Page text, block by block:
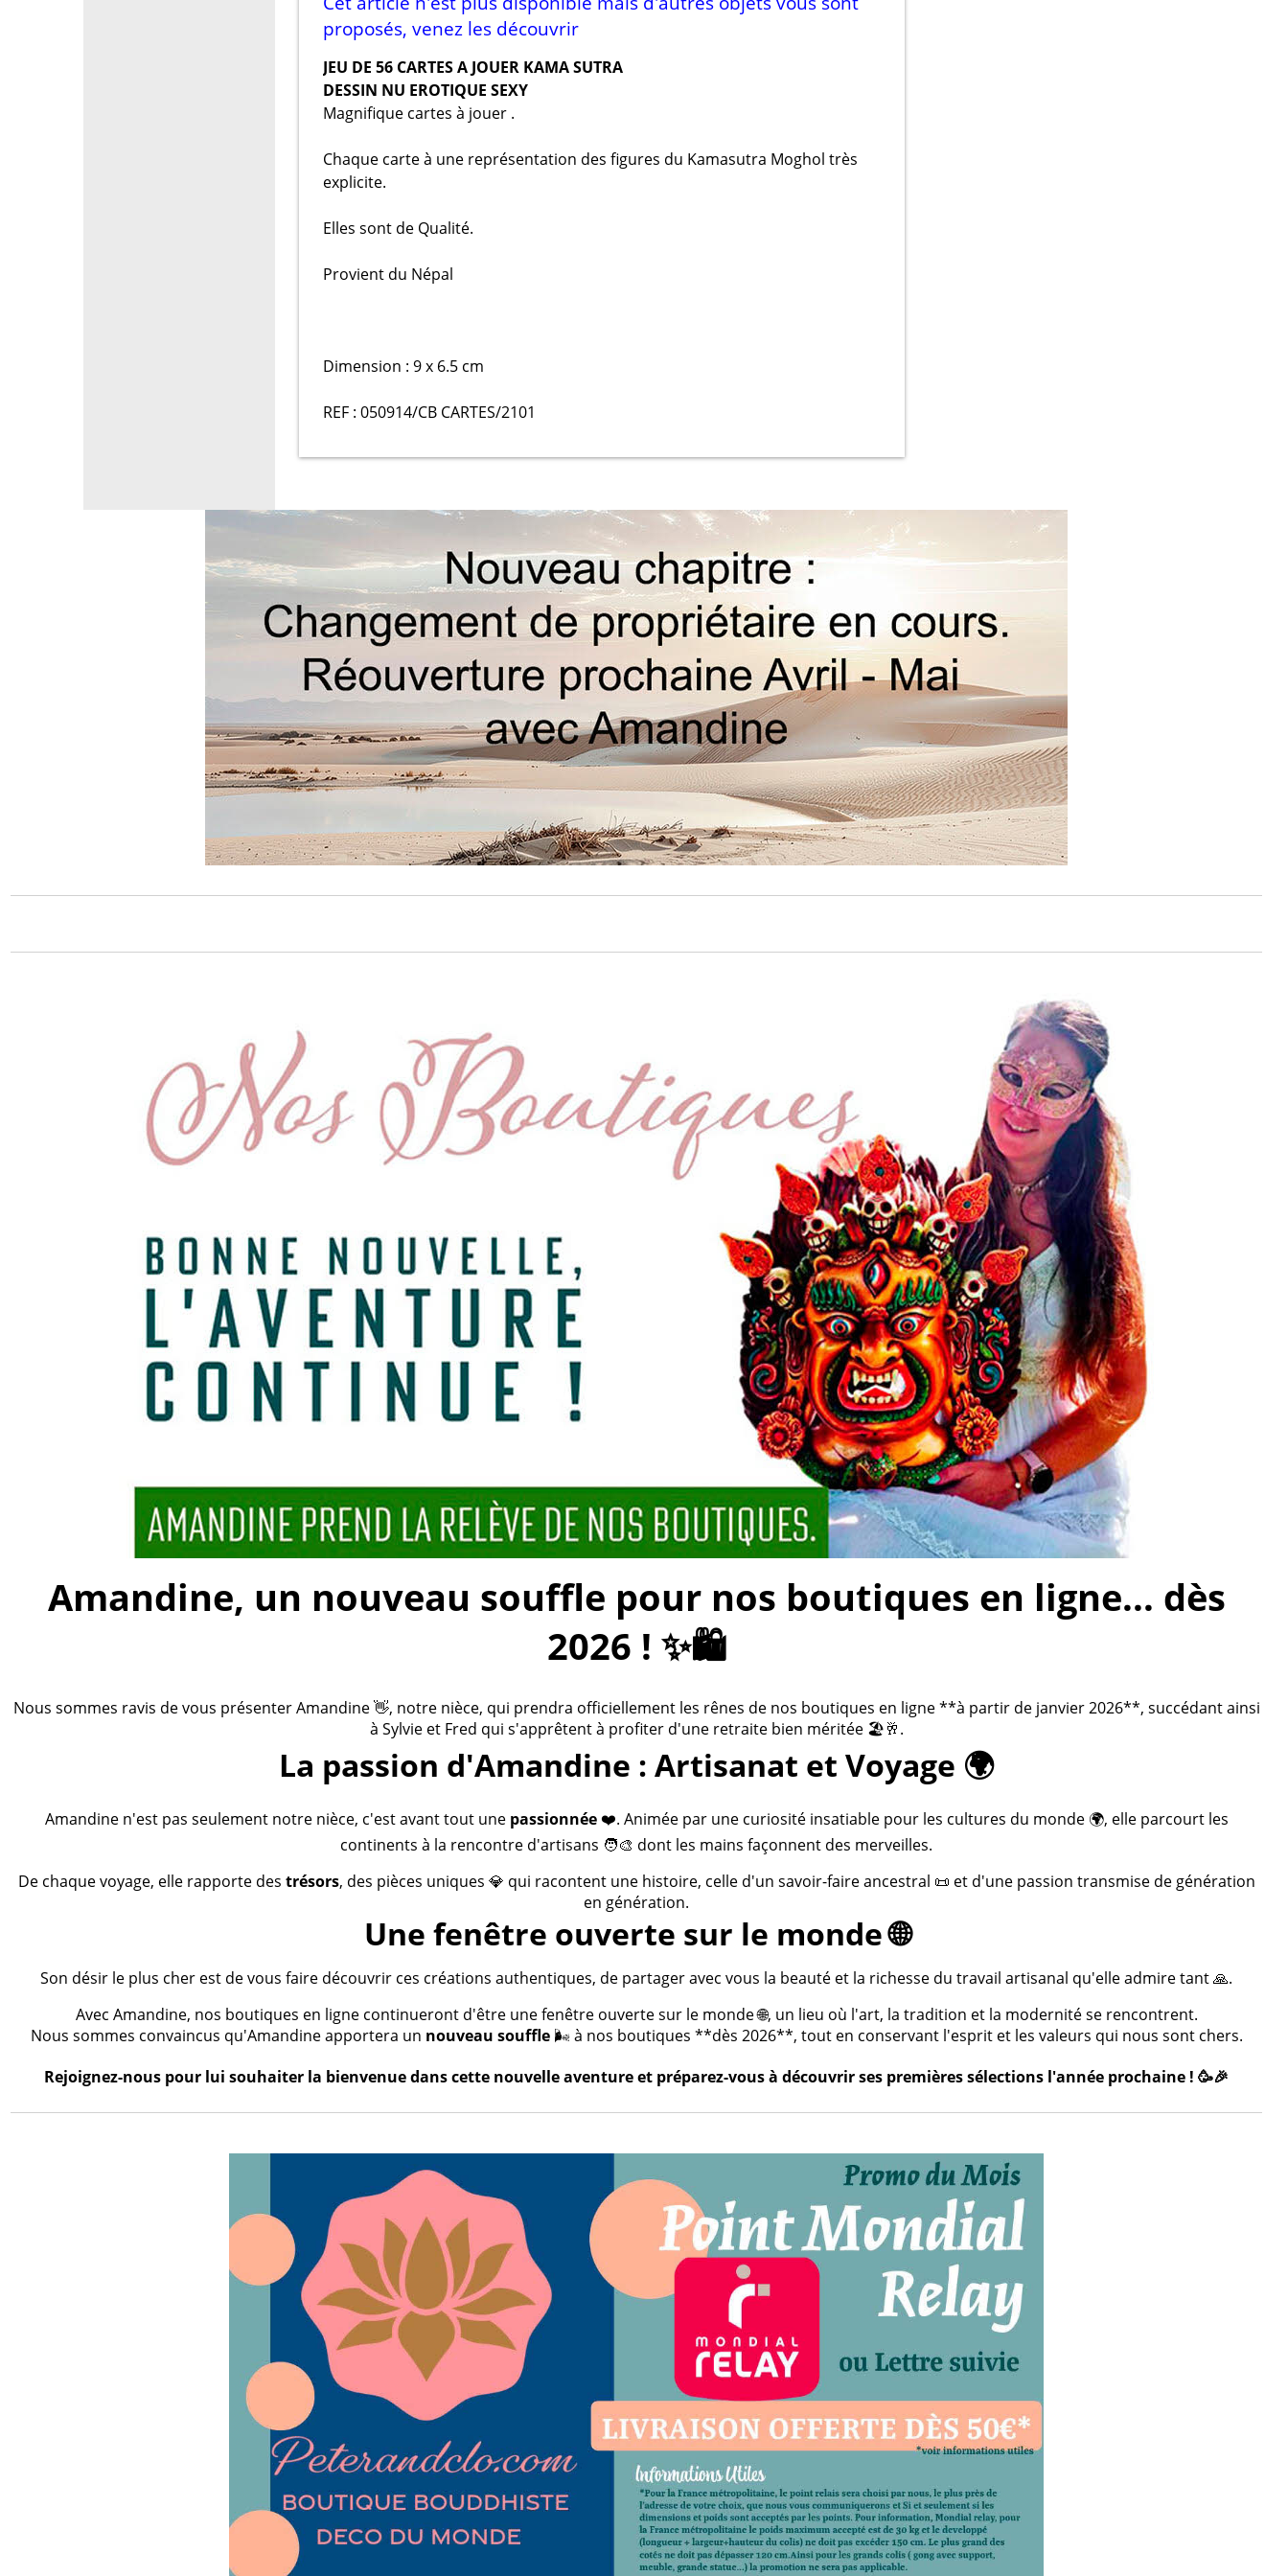
proposés, venez les découvrir
JEU DE 56 CARTES A JOUER KAMA SUTRA
DESSIN NU EROTIQUE SEXY
Magnifique cartes à jouer .
Chaque carte à une représentation des figures du Kamasutra Moghol très
explicite.
Elles sont de Qualité.
Provient du Népal
Dimension : 9 x 6.5 cm
REF : 050914/CB CARTES/2101
Amandine, un nouveau souffle pour nos boutiques en ligne... dès
2026 ! ✨🛍️
Nous sommes ravis de vous présenter Amandine 👋, notre nièce, qui prendra officiellement les rênes de nos boutiques en ligne **à partir de janvier 2026**, succédant ainsi
à Sylvie et Fred qui s'apprêtent à profiter d'une retraite bien méritée 🏖️🥂.
La passion d'Amandine : Artisanat et Voyage 🌍
Amandine n'est pas seulement notre nièce, c'est avant tout une passionnée❤️. Animée par une curiosité insatiable pour les cultures du monde 🌍, elle parcourt les
continents à la rencontre d'artisans 🧑‍🎨 dont les mains façonnent des merveilles.
De chaque voyage, elle rapporte des trésors, des pièces uniques 💎 qui racontent une histoire, celle d'un savoir-faire ancestral 📜 et d'une passion transmise de génération
en génération.
Une fenêtre ouverte sur le monde 🌐
Son désir le plus cher est de vous faire découvrir ces créations authentiques, de partager avec vous la beauté et la richesse du travail artisanal qu'elle admire tant 🙏.
Avec Amandine, nos boutiques en ligne continueront d'être une fenêtre ouverte sur le monde 🌐, un lieu où l'art, la tradition et la modernité se rencontrent.
Nous sommes convaincus qu'Amandine apportera un nouveau souffle🌬️ à nos boutiques **dès 2026**, tout en conservant l'esprit et les valeurs qui nous sont chers.
Rejoignez-nous pour lui souhaiter la bienvenue dans cette nouvelle aventure et préparez-vous à découvrir ses premières sélections l'année prochaine ! 🥳🎉